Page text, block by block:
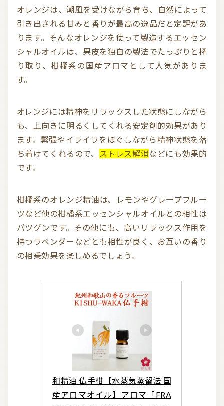
オレンジは、潮風を受けながら育ち、自然によって
引き出される甘みと香りが最高の逸品だと定評があ
ります。そんなオレンジを使って製造するエッセン
シャルオイルは、果皮を独自の製法でたっぷりと搾
り取り、柑橘系の国産アロマとして人気がありま
す。
オレンジには精神をリラックスした状態にしながら
も、上向きに明るくしてくれる安定剤的効果があり
ます。緊張やイライラをほぐしながら精神状態を落
ち着けてくれるので、
ストレス解消などにも効果的
です。
柑橘系のオレンジ精油は、レモンやグレープフルー
ツなど他の柑橘系エッセンシャルオイルとの相性は
バツグンです。その他にも、高いリラックス作用を
持つラベンダーなどとも相性が良く、お互いの香り
の相乗効果を楽しめるでしょう。
和精油 仏手柑【水蒸気蒸留法 国
産アロマオイル】アロマ「FRA